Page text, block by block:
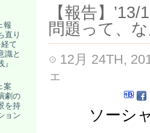
【報告】
問題って、
12月 24TH,
ェ
ソーシ
報
直り
て
識と
案
劇の
を持
ョン